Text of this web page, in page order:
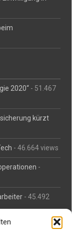
2020“ - 51.467
kürzt
- 46.664 views
-
- 45.492
views